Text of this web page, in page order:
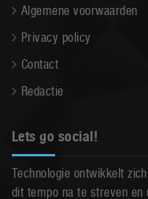
Algemene voorwaarden
Privacy policy
Contact
Redactie
Lets go social!
Technologie ontwikkelt
dit tempo na te streven en